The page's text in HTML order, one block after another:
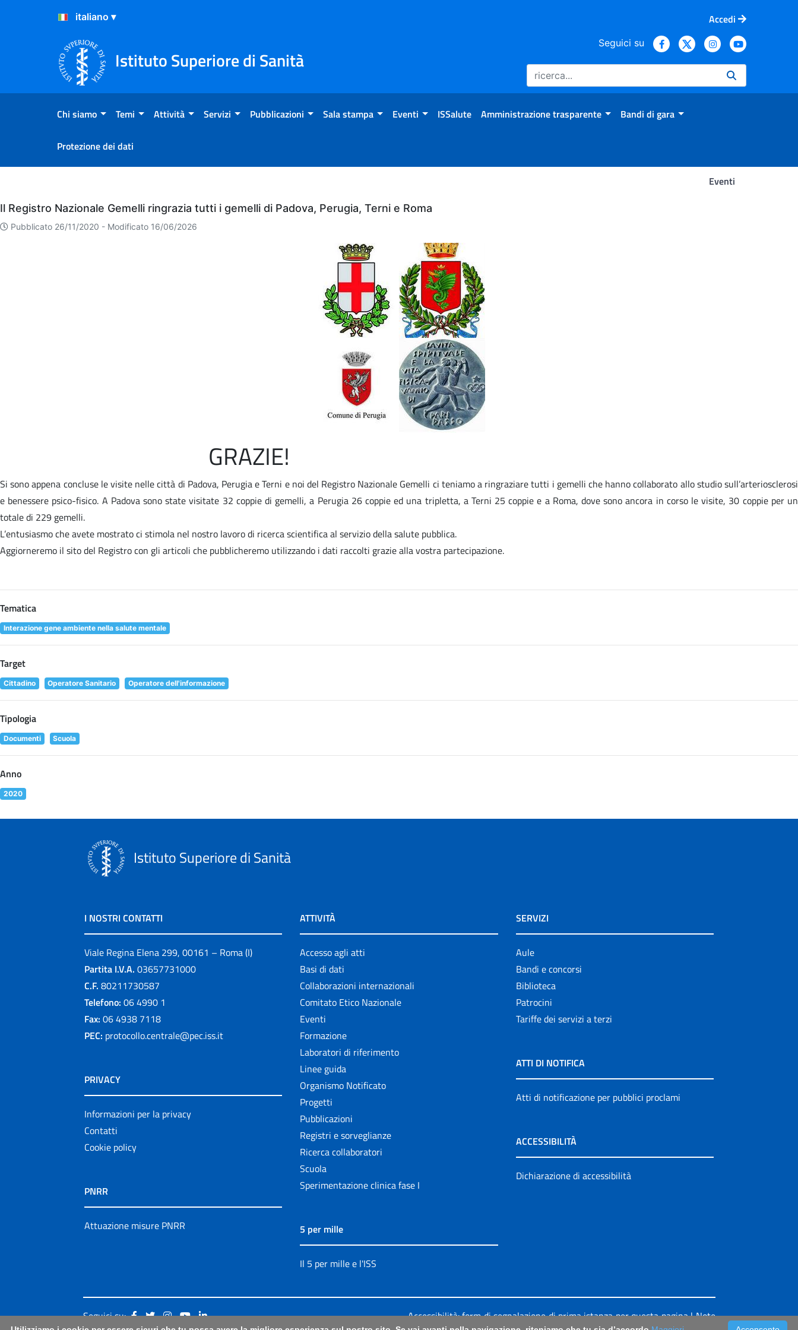
Salta al Contenuto
Salta al Footer
Accedi
Istituto Superiore di Sanità
Seguici su
Chi siamo Temi Attività Servizi Pubblicazioni Sala stampa Eventi ISSalute Amministrazione trasparente Bandi di gara
Protezione dei dati
Eventi
Eventi
Il Registro Nazionale Gemelli ringrazia tutti i gemelli di Padova, Perugia, Terni e Roma
Pubblicato 26/11/2020 - Modificato 16/06/2026
GRAZIE!
Si sono appena concluse le visite nelle città di Padova, Perugia e Terni e noi del Registro Nazionale Gemelli ci teniamo a ringraziare tutti i gemelli che hanno collaborato allo studio sull’arteriosclerosi
e benessere psico-fisico. A Padova sono state visitate 32 coppie di gemelli, a Perugia 26 coppie ed una tripletta, a Terni 25 coppie e a Roma, dove sono ancora in corso le visite, 30 coppie per un
totale di 229 gemelli.
L’entusiasmo che avete mostrato ci stimola nel nostro lavoro di ricerca scientifica al servizio della salute pubblica.
Aggiorneremo il sito del Registro con gli articoli che pubblicheremo utilizzando i dati raccolti grazie alla vostra partecipazione.
Tematica
Interazione gene ambiente nella salute mentale
Target
Cittadino Operatore Sanitario Operatore dell'informazione
Tipologia
Documenti Scuola
Anno
2020
Istituto Superiore di Sanità
I NOSTRI CONTATTI
Viale Regina Elena 299, 00161 – Roma (I)
Partita I.V.A. 03657731000
C.F. 80211730587
Telefono: 06 4990 1
Fax: 06 4938 7118
PEC: protocollo.centrale@pec.iss.it
PRIVACY
Informazioni per la privacy
Contatti
Cookie policy
PNRR
Attuazione misure PNRR
ATTIVITÀ
Accesso agli atti
Basi di dati
Collaborazioni internazionali
Comitato Etico Nazionale
Eventi
Formazione
Laboratori di riferimento
Linee guida
Organismo Notificato
Progetti
Pubblicazioni
Registri e sorveglianze
Ricerca collaboratori
Scuola
Sperimentazione clinica fase I
5 per mille
Il 5 per mille e l'ISS
SERVIZI
Aule
Bandi e concorsi
Biblioteca
Patrocini
Tariffe dei servizi a terzi
ATTI DI NOTIFICA
Atti di notificazione per pubblici proclami
ACCESSIBILITÀ
Dichiarazione di accessibilità
Seguici su: Accessibilità: form di segnalazione di prima istanza per questa pagina|Note